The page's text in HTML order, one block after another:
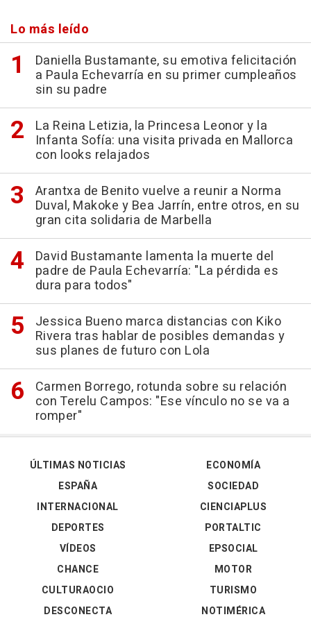
Lo más leído
Daniella Bustamante, su emotiva felicitación
a Paula Echevarría en su primer cumpleaños
sin su padre
La Reina Letizia, la Princesa Leonor y la
Infanta Sofía: una visita privada en Mallorca
con looks relajados
Arantxa de Benito vuelve a reunir a Norma
Duval, Makoke y Bea Jarrín, entre otros, en su
gran cita solidaria de Marbella
David Bustamante lamenta la muerte del
padre de Paula Echevarría: "La pérdida es
dura para todos"
Jessica Bueno marca distancias con Kiko
Rivera tras hablar de posibles demandas y
sus planes de futuro con Lola
Carmen Borrego, rotunda sobre su relación
con Terelu Campos: "Ese vínculo no se va a
romper"
ÚLTIMAS NOTICIAS
ESPAÑA
INTERNACIONAL
DEPORTES
VÍDEOS
ECONOMÍA
SOCIEDAD
CIENCIAPLUS
PORTALTIC
EPSOCIAL
CHANCE
CULTURAOCIO
DESCONECTA
MOTOR
TURISMO
NOTIMÉRICA